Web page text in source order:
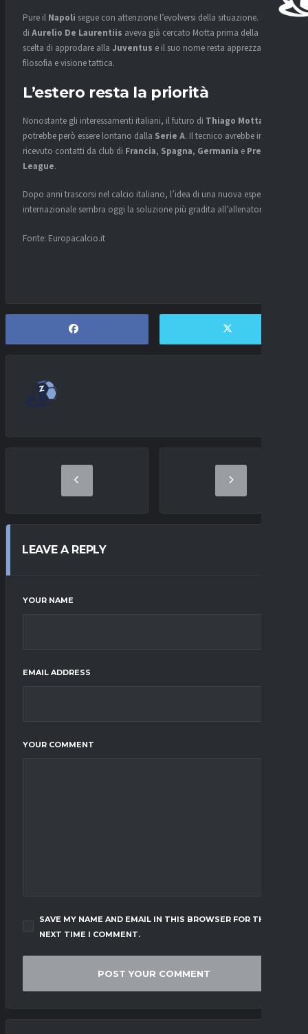
Pure il Napoli segue con attenzione l’evolversi della situazione. Il club
di Aurelio De Laurentiis aveva già cercato Motta prima della sua
scelta di approdare alla Juventus e il suo nome resta apprezzato per
filosofia e visione tattica.
L’estero resta la priorità
Nonostante gli interessamenti italiani, il futuro di Thiago Motta
potrebbe però essere lontano dalla Serie A. Il tecnico avrebbe infatti
ricevuto contatti da club di Francia, Spagna, Germania e Premier
League.
Dopo anni trascorsi nel calcio italiano, l’idea di una nuova esperienza
internazionale sembra oggi la soluzione più gradita all’allenatore.
Fonte: Europacalcio.it
LEAVE A REPLY
YOUR NAME
EMAIL ADDRESS
YOUR COMMENT
SAVE MY NAME AND EMAIL IN THIS BROWSER FOR THE
NEXT TIME I COMMENT.